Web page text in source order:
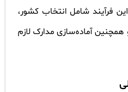
فرآیند شامل انتخاب کشور،
آماده‌سازی مدارک لازم